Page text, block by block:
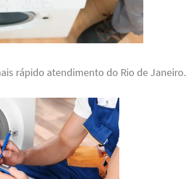
rápido atendimento do Rio de Janeiro.